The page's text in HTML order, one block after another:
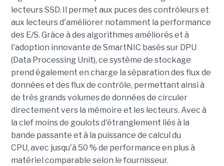
lecteurs SSD. Il permet aux puces des contrôleurs et
aux lecteurs d'améliorer notamment la performance
des E/S. Grâce à des algorithmes améliorés et à
l'adoption innovante de SmartNIC basés sur DPU
(Data Processing Unit), ce système de stockage
prend également en charge la séparation des flux de
données et des flux de contrôle, permettant ainsi à
de très grands volumes de données de circuler
directement vers la mémoire et les lecteurs. Avec à
la clef moins de goulots d'étranglement liés à la
bande passante et à la puissance de calcul du
CPU, avec jusqu'à 50 % de performance en plus à
matériel comparable selon le fournisseur.